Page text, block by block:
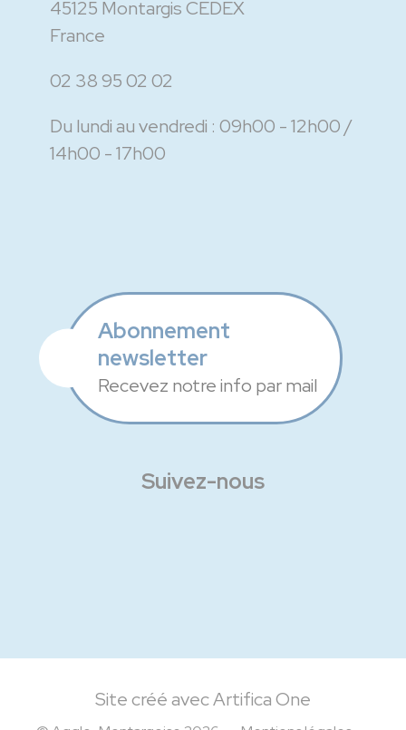
45125 Montargis CEDEX
France
02 38 95 02 02
Du lundi au vendredi : 09h00 - 12h00
14h00 - 17h00
Abonnement
newsletter
Recevez notre info par mail
Suivez-nous
Site créé avec Artifica One